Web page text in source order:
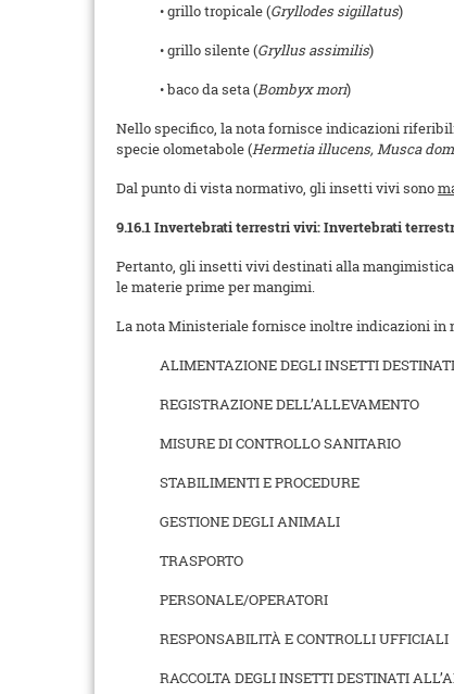
• grillo tropicale (Gryllodes sigillatus)
• grillo silente (Gryllus assimilis)
• baco da seta (Bombyx mori)
Nello specifico, la nota fornisce indicazioni
specie olometabole (Hermetia illucens, Musca
Dal punto di vista normativo, gli insetti vivi sono
9.16.1 Invertebrati terrestri vivi: Invertebrati
Pertanto, gli insetti vivi destinati alla
le materie prime per mangimi.
La nota Ministeriale fornisce inoltre indicazioni in
ALIMENTAZIONE DEGLI INSETTI
REGISTRAZIONE DELL’ALLEVAMENTO
MISURE DI CONTROLLO SANITARIO
STABILIMENTI E PROCEDURE
GESTIONE DEGLI ANIMALI
TRASPORTO
PERSONALE/OPERATORI
RESPONSABILITÀ E CONTROLLI UFFICIALI
RACCOLTA DEGLI INSETTI DESTINATI